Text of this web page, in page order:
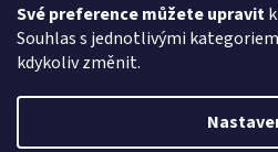
Své preference můžete upravit
Souhlas s jednotlivými
kdykoliv změnit.
Vytvořil